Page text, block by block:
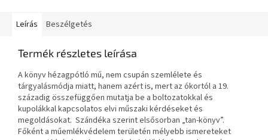
Leírás Beszélgetés
Termék részletes leírása
A könyv hézagpótló mű, nem csupán szemlélete és
tárgyalásmódja miatt, hanem azért is, mert az ókortól a 19.
századig összefüggően mutatja be a boltozatokkal és
kupolákkal kapcsolatos elvi műszaki kérdéseket és
megoldásokat. Szándéka szerint elsősorban „tan-könyv”.
Főként a műemlékvédelem területén mélyebb ismereteket